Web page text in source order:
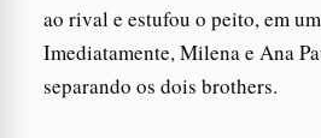
ao rival e estufou o peito, em
Imediatamente, Milena e Ana
separando os dois brothers.